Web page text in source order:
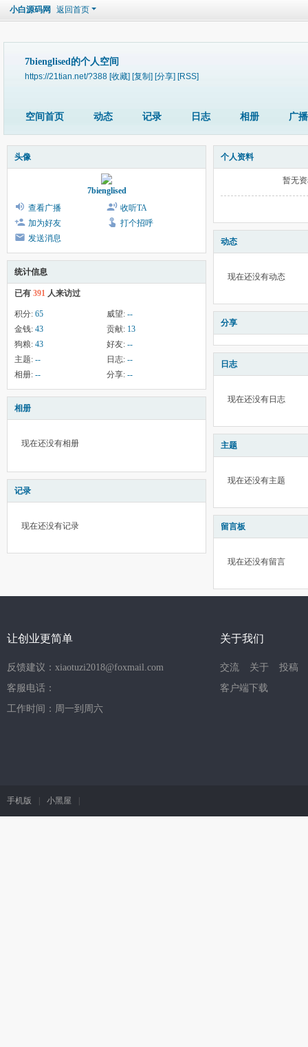
小白源码网 返回首页
7bienglised的个人空间
https://21tian.net/?388 [收藏] [复制] [分享] [RSS]
空间首页 动态 记录 日志 相册 广播
头像
7bienglised
查看广播
收听TA
加为好友
打个招呼
发送消息
统计信息
已有 391 人来访过
积分: 65 威望: --
金钱: 43 贡献: 13
狗粮: 43 好友: --
主题: -- 日志: --
相册: -- 分享: --
相册
现在还没有相册
记录
现在还没有记录
个人资料
暂无
动态
现在还没有动态
分享
日志
现在还没有日志
主题
现在还没有主题
留言板
现在还没有留言
让创业更简单
反馈建议：xiaotuzi2018@foxmail.com
客服电话：
工作时间：周一到周六
关于我们
交流 关于
投稿
客户端下载
手机版 小黑屋